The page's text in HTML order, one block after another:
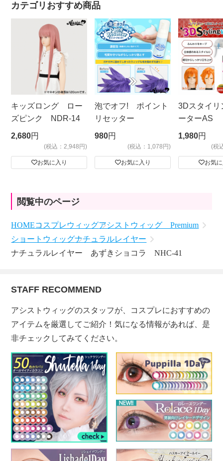
カテゴリおすすめ商品
キッズロング ロー
ズピンク NDR-14
2,680円
(税込：2,948円)
お気に入り
泡でオフ! ポイント
リセッター
980円
(税込：1,078円)
お気に入り
3Dスタイリ
ーターAS
ビッグサイ
1,980円
(税
お気
閲覧中のページ
HOMEコスプレウィッグアシストウィッグ Premium
ショートウィッグナチュラルレイヤー
ナチュラルレイヤー あずきショコラ NHC-41
STAFF RECOMMEND
アシストウィッグのスタッフが、コスプレにおすすめの
アイテムを厳選してご紹介！気になる情報があれば、是
非チェックしてみてください。